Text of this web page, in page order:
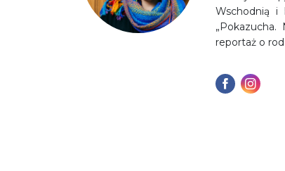
Wschodnią i
reportaż o